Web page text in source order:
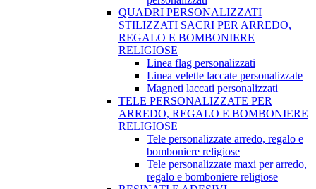
QUADRI PERSONALIZZATI
STILIZZATI SACRI PER ARREDO,
REGALO E BOMBONIERE
RELIGIOSE
Linea flag personalizzati
Linea velette laccate personalizzate
Magneti laccati personalizzati
TELE PERSONALIZZATE PER
ARREDO, REGALO E BOMBONIERE
RELIGIOSE
Tele personalizzate arredo, regalo e
bomboniere religiose
Tele personalizzate maxi per arredo,
regalo e bomboniere religiose